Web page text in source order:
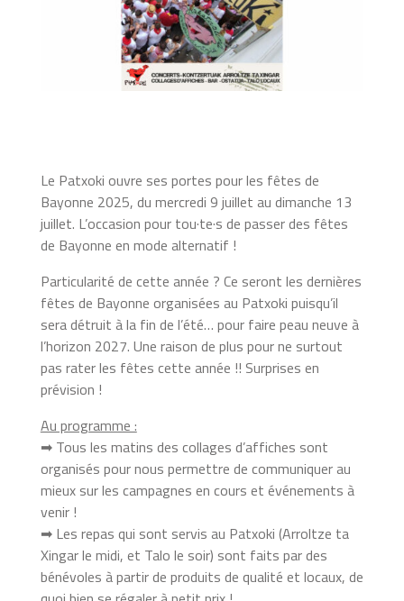
Le Patxoki ouvre ses portes pour les fêtes de
Bayonne 2025, du mercredi 9 juillet au dimanche 13
juillet. L’occasion pour tou·te·s de passer des fêtes
de Bayonne en mode alternatif !
Particularité de cette année ? Ce seront les dernières
fêtes de Bayonne organisées au Patxoki puisqu’il
sera détruit à la fin de l’été… pour faire peau neuve à
l’horizon 2027. Une raison de plus pour ne surtout
pas rater les fêtes cette année !! Surprises en
prévision !
Au programme :
➡Tous les matins des collages d’affiches sont
organisés pour nous permettre de communiquer au
mieux sur les campagnes en cours et événements à
venir !
➡Les repas qui sont servis au Patxoki (Arroltze ta
Xingar le midi, et Talo le soir) sont faits par des
bénévoles à partir de produits de qualité et locaux, de